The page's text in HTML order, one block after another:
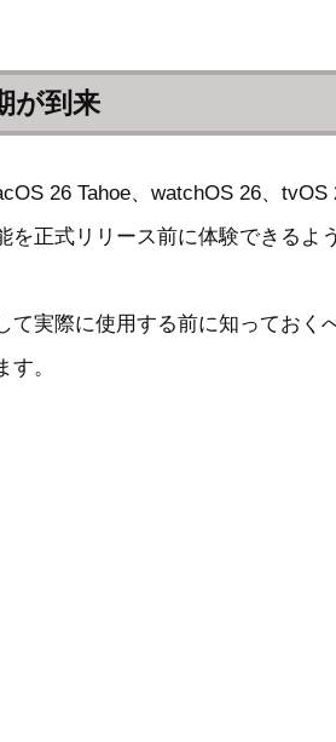
が到来
26 Tahoe、watchOS 26、
正式リリース前に体験できるよ
実際に使用する前に知ってお
。